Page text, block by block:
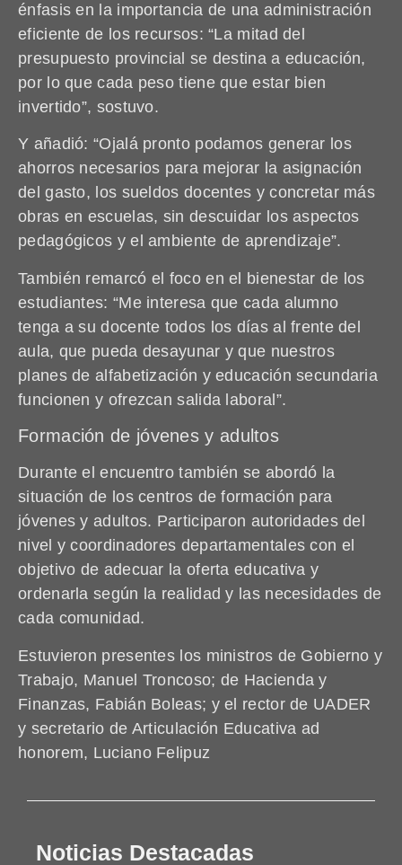
énfasis en la importancia de una administración
eficiente de los recursos: “La mitad del
presupuesto provincial se destina a educación,
por lo que cada peso tiene que estar bien
invertido”, sostuvo.
Y añadió: “Ojalá pronto podamos generar los
ahorros necesarios para mejorar la asignación
del gasto, los sueldos docentes y concretar más
obras en escuelas, sin descuidar los aspectos
pedagógicos y el ambiente de aprendizaje”.
También remarcó el foco en el bienestar de los
estudiantes: “Me interesa que cada alumno
tenga a su docente todos los días al frente del
aula, que pueda desayunar y que nuestros
planes de alfabetización y educación secundaria
funcionen y ofrezcan salida laboral”.
Formación de jóvenes y adultos
Durante el encuentro también se abordó la
situación de los centros de formación para
jóvenes y adultos. Participaron autoridades del
nivel y coordinadores departamentales con el
objetivo de adecuar la oferta educativa y
ordenarla según la realidad y las necesidades de
cada comunidad.
Estuvieron presentes los ministros de Gobierno y
Trabajo, Manuel Troncoso; de Hacienda y
Finanzas, Fabián Boleas; y el rector de UADER
y secretario de Articulación Educativa ad
honorem, Luciano Felipuz
Noticias Destacadas